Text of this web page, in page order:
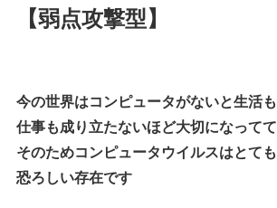
【弱点攻撃型】
今の世界はコンピュータがないと生活も
仕事も成り立たないほど大切になってて
そのためコンピュータウイルスはとても
恐ろしい存在です